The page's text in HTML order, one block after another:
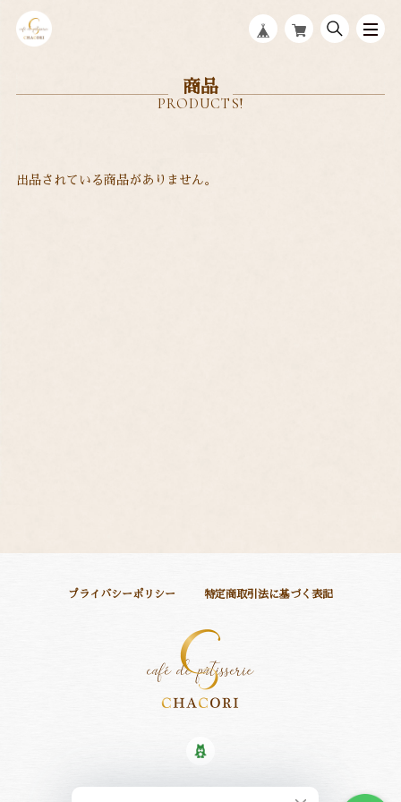
商品
出品されている商品がありません。
プライバシーポリシー 特定商取引法に基づく表記